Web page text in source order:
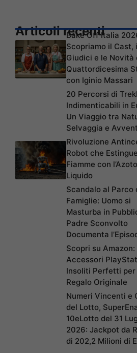
Articoli recenti
Bake Off Italia
Scopriamo il Cast, i
Giudici e le Novità
Quattordicesima
con Iginio Massari
20 Percorsi di
Indimenticabili in
Un Viaggio tra
Selvaggia e
Rivoluzione
Robot che
Fiamme con l’Azoto
Liquido
Scandalo al Parco
Famiglie: Uomo si
Masturba in
Padre Sconvolto
Documenta
Scopri su Amazon:
Accessori
Insoliti Perfetti per
Regalo Originale
Numeri Vincenti e
del Lotto,
10eLotto del 31
2026: Jackpot da
di 202,2 Milioni di